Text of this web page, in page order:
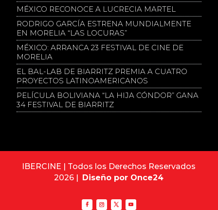
MÉXICO RECONOCE A LUCRECIA MARTEL
RODRIGO GARCÍA ESTRENA MUNDIALMENTE
EN MORELIA “LAS LOCURAS”
MÉXICO: ARRANCA 23 FESTIVAL DE CINE DE
MORELIA
EL BAL-LAB DE BIARRITZ PREMIA A CUATRO
PROYECTOS LATINOAMERICANOS
PELÍCULA BOLIVIANA “LA HIJA CÓNDOR” GANA
34 FESTIVAL DE BIARRITZ
IBERCINE | Todos los Derechos Reservados
2026 | Diseño por Once24